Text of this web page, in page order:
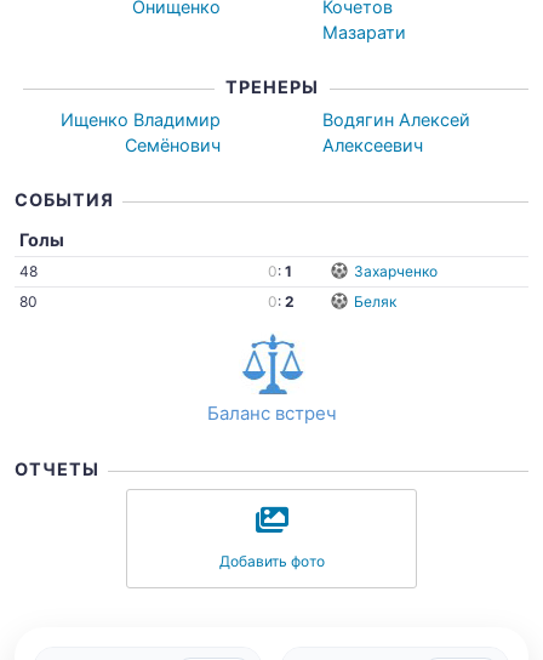
Онищенко
Кочетов
Мазарати
ТРЕНЕРЫ
Ищенко Владимир
Семёнович
Водягин Алексей
Алексеевич
СОБЫТИЯ
Голы
48 0: 1
Захарченко
80
0: 2 Беляк
Баланс встреч
ОТЧЕТЫ
Добавить фото